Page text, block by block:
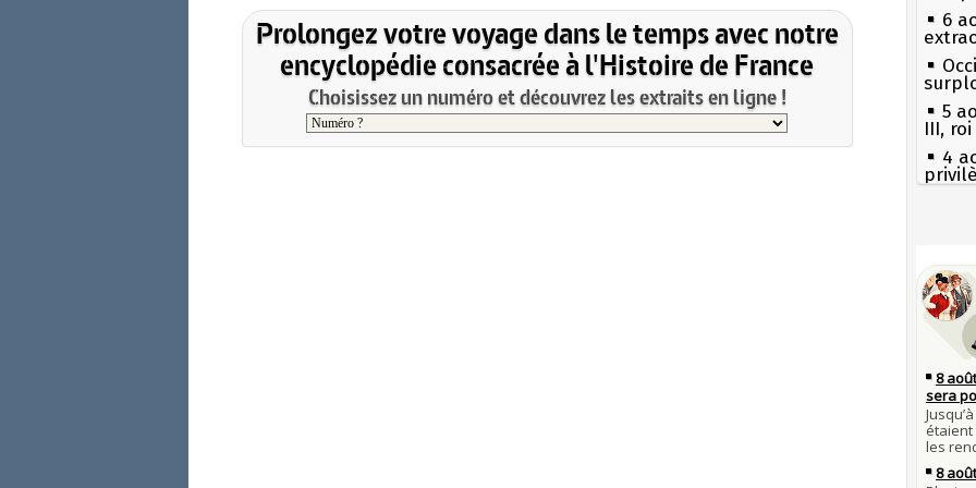
Prolongez votre voyage dans le temps avec notre
encyclopédie consacrée à l'Histoire de France
Choisissez un numéro et découvrez les extraits en ligne !
6
5
III,
4
2
31
les
en
27
mort